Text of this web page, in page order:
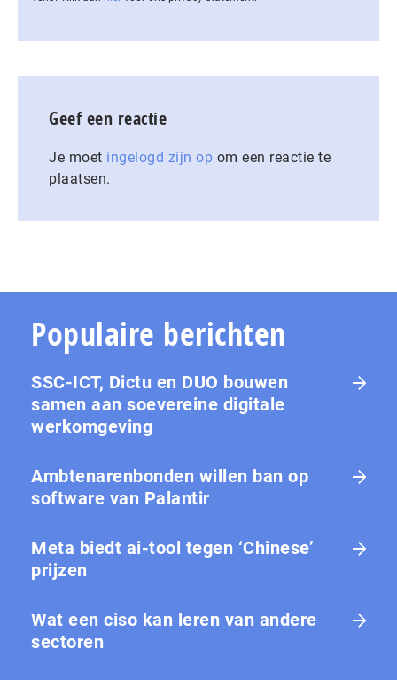
Geef een reactie
Je moet ingelogd zijn op om een reactie te
plaatsen.
Populaire berichten
SSC-ICT, Dictu en DUO bouwen
samen aan soevereine digitale
werkomgeving
Ambtenarenbonden willen ban op
software van Palantir
Meta biedt ai-tool tegen ‘Chinese’
prijzen
Wat een ciso kan leren van andere
sectoren